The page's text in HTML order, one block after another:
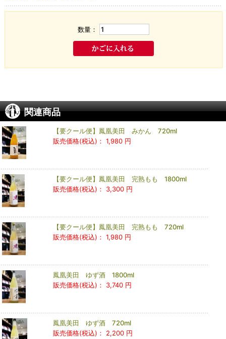
数量：
関連商品
【要クール便】鳳凰美田 みかん 720ml
販売価格(税込)： 1,980 円
【要クール便】鳳凰美田 完熟もも 1800ml
販売価格(税込)：
3,300 円
【要クール便】鳳凰美田 完熟もも 720ml
販売価格(税込)： 1,980 円
鳳凰美田 ゆず酒 1800ml
販売価格(税込)：
3,740 円
鳳凰美田 ゆず酒 720ml
販売価格(税込)：
2,200 円